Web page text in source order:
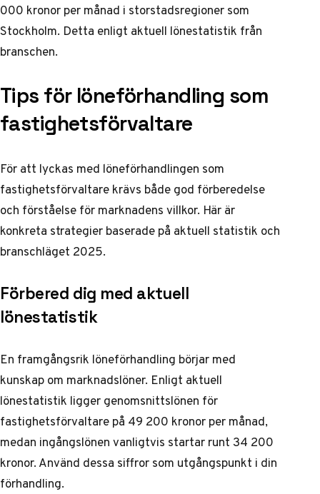
000 kronor per månad i storstadsregioner som
Stockholm. Detta enligt aktuell lönestatistik från
branschen.
Tips för löneförhandling som
fastighetsförvaltare
För att lyckas med löneförhandlingen som
fastighetsförvaltare krävs både god förberedelse
och förståelse för marknadens villkor. Här är
konkreta strategier baserade på aktuell statistik och
branschläget 2025.
Förbered dig med aktuell
lönestatistik
En framgångsrik löneförhandling börjar med
kunskap om marknadslöner. Enligt aktuell
lönestatistik ligger genomsnittslönen för
fastighetsförvaltare på 49 200 kronor per månad,
medan ingångslönen vanligtvis startar runt 34 200
kronor. Använd dessa siffror som utgångspunkt i din
förhandling.